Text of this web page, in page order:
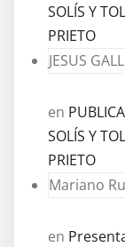
SOLÍS Y
PRIETO
JESUS
en
SOLÍS Y
PRIETO
Mariano
en